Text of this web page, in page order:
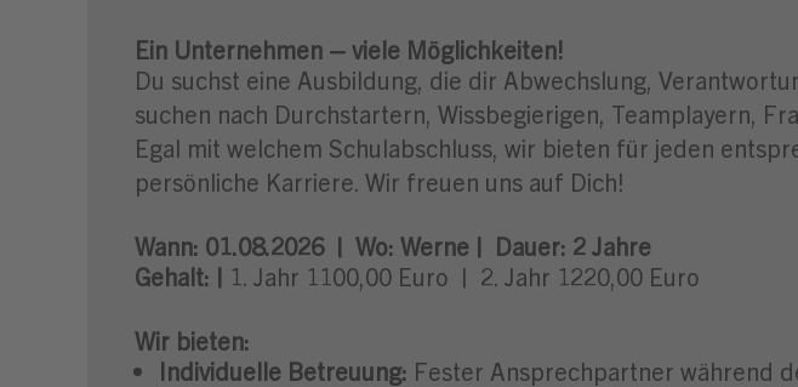
Ein Unternehmen – viele Möglichkeiten!
Du suchst eine Ausbildung, die dir Abwechslung,
suchen nach Durchstartern, Wissbegierigen, Teamplayern,
Egal mit welchem Schulabschluss, wir bieten für jeden
persönliche Karriere. Wir freuen uns auf Dich!
Wann: 01.08.2026 | Wo: Werne | Dauer: 2 Jahre
Gehalt: | 1. Jahr 1100,00 Euro | 2. Jahr 1220,00 Euro
Wir bieten:
Individuelle Betreuung: Fester Ansprechpartner während